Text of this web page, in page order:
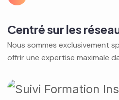
Centré sur les
Nous sommes exclusivement
offrir une expertise maximale